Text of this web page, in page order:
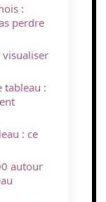
:
perdre
tableau :
: ce
autour